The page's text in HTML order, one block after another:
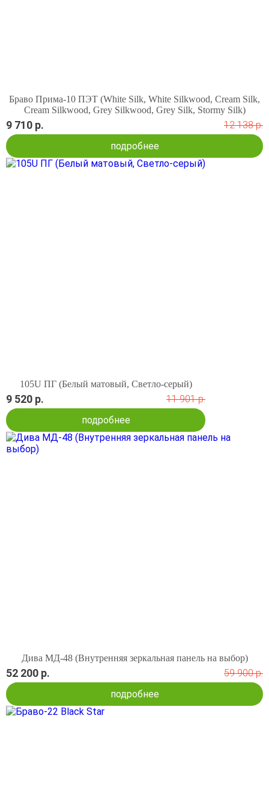
Браво Прима-10 ПЭТ (White Silk, White Silkwood, Cream Silk,
Cream Silkwood, Grey Silkwood, Grey Silk, Stormy Silk)
9 710 р.
12 138 р.
подробнее
105U ПГ (Белый матовый, Светло-серый)
9 520 р.
11 901 р.
подробнее
Дива МД-48 (Внутренняя зеркальная панель на выбор)
52 200 р.
59 900 р.
подробнее